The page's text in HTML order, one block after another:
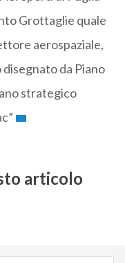
Grottaglie quale
aerospaziale,
da Piano
strategico
articolo